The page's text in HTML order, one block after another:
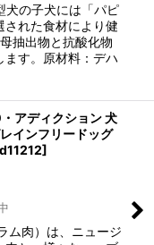
犬の子犬には「パピ
された食材により健
抽出物と抗酸化物
す。原材料：デハ
アディクション 犬
インフリードッグ
]
ム肉）は、ニュージ